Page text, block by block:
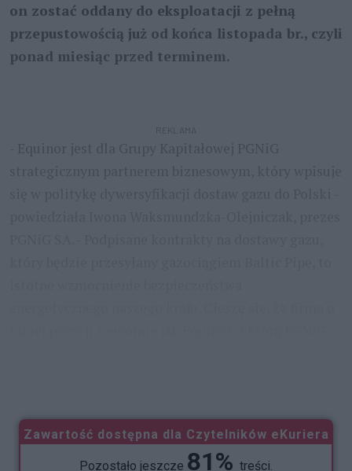
on zostać oddany do eksploatacji z pełną
przepustowością już od końca listopada br., czyli
ponad miesiąc przed terminem.
REKLAMA
Zawartość dostępna dla Czytelników eKuriera
Pozostało jeszcze 81% treści.